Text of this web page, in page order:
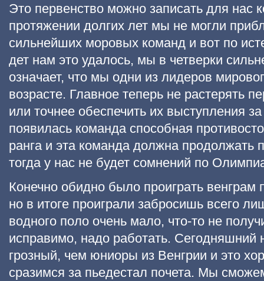
Это первенство можно записать для нас
протяжении долгих лет мы не могли
сильнейших моровых команд и вот по
дет нам это удалось, мы в четверки
означает, что мы одни из лидеров
возрасте. Главное теперь не растерять
или точнее обеспечить их выступления
появилась команда способная
ранга и эта команда должна продолжать
тогда у нас не будет сомнений по
Конечно обидно было проиграть венграм
но в итоге проиграли забросишь всего
водного поло очень мало, что-то не
исправимо, надо работать.
грозный, чем юниоры из Венгрии и это
сразимся за пьедестал почета. Мы